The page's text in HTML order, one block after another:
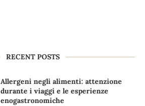
RECENT POSTS
Allergeni negli alimenti: attenzione
durante i viaggi e le esperienze
enogastronomiche